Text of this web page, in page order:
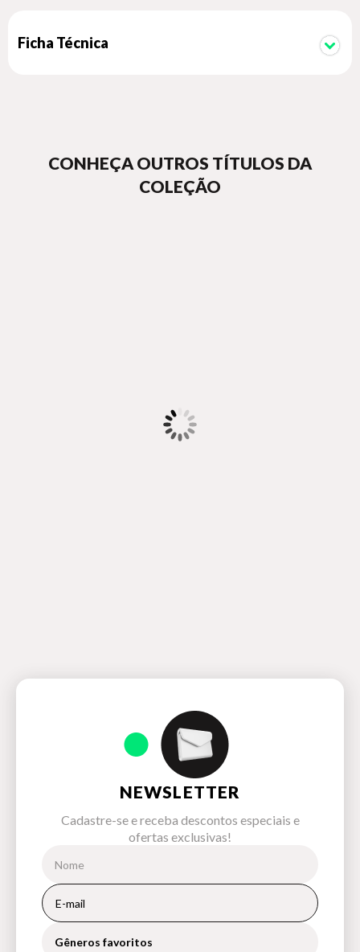
Ficha Técnica
CONHEÇA OUTROS TÍTULOS DA
COLEÇÃO
NEWSLETTER
Cadastre-se e receba descontos especiais e
ofertas exclusivas!
Gêneros favoritos